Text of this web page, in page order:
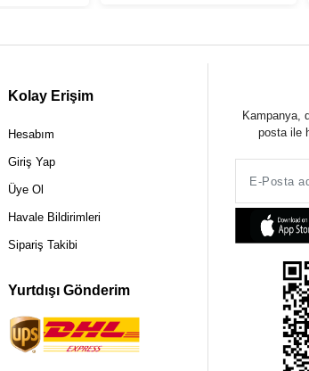
Kolay Erişim
Hesabım
Giriş Yap
Üye Ol
Havale Bildirimleri
Sipariş Takibi
Yurtdışı Gönderim
Kampanya,
posta ile